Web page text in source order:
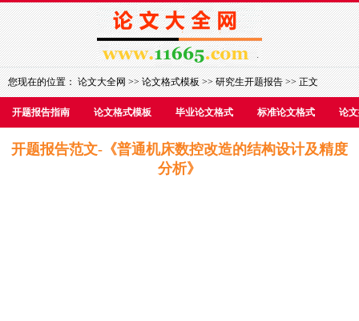
您现在的位置：论文大全网>>论文格式模板>>研究生开题报告>> 正文
开题报告指南 论文格式模板 毕业论文格式 标准论文格式 论
开题报告范文-《普通机床数控改造的结构设计及精度
分析》